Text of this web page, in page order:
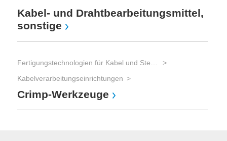
Kabel- und Drahtbearbeitungsmittel,
sonstige
Kabelverarbeitungseinrichtungen
Crimp-Werkzeuge